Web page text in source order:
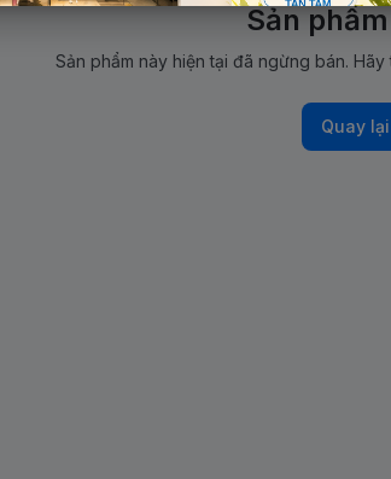
Sản
Sản phẩm này hiện tại đã ngừng bán.
Quay